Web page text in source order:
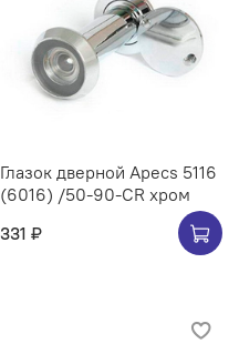
Глазок дверной Apecs 5116
(6016) /50-90-CR хром
331 ₽